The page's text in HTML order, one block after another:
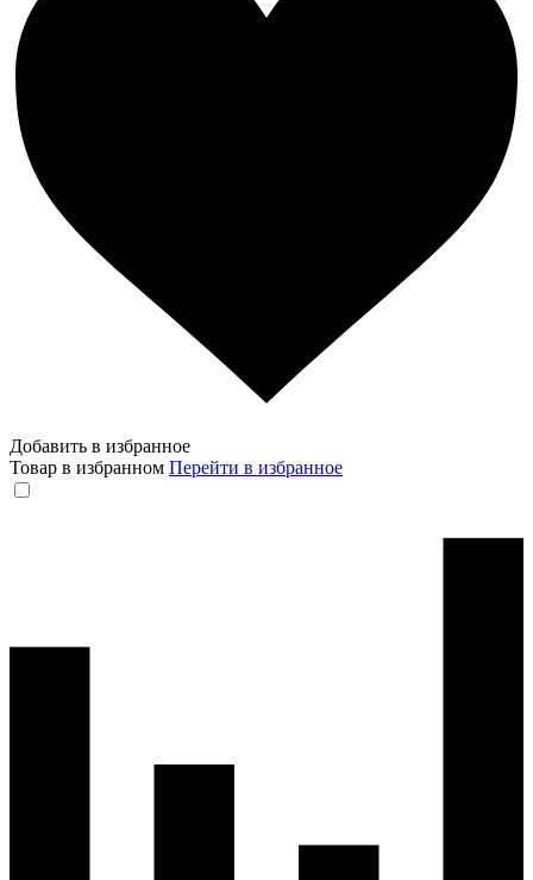
Добавить в избранное
Товар в избранном Перейти в избранное